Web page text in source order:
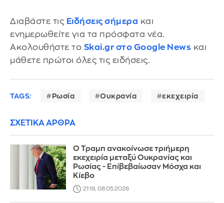
Διαβάστε τις Ειδήσεις σήμερα και
ενημερωθείτε για τα πρόσφατα νέα.
Ακολουθήστε το Skai.gr στο Google News και
μάθετε πρώτοι όλες τις ειδήσεις.
TAGS: Ρωσία Ουκρανία εκεχειρία
ΣΧΕΤΙΚΑ ΑΡΘΡΑ
Ο Τραμπ ανακοίνωσε τριήμερη
εκεχειρία μεταξύ Ουκρανίας και
Ρωσίας - Επίβεβαίωσαν Μόσχα και
Κίεβο
21:19, 08.05.2026